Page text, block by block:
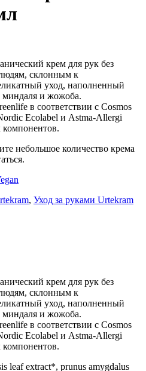
крем для рук без
склонным к
уход, наполненный
и жожоба.
в соответствии с Cosmos
Ecolabel и Astma-Allergi
компонентов.
небольшое количество крема
, Уход за руками Urtekram
крем для рук без
склонным к
уход, наполненный
и жожоба.
в соответствии с Cosmos
Ecolabel и Astma-Allergi
компонентов.
leaf extract*, prunus amygdalus